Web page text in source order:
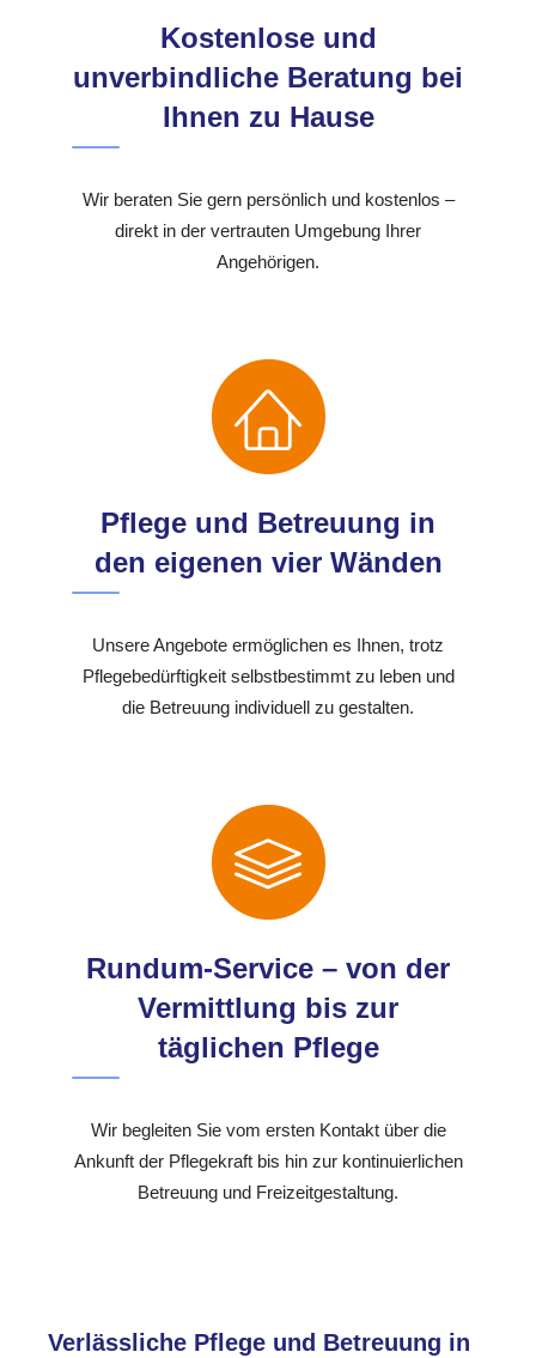
Kostenlose und
unverbindliche Beratung bei
Ihnen zu Hause
Wir beraten Sie gern persönlich und kostenlos –
direkt in der vertrauten Umgebung Ihrer
Angehörigen.
Pflege und Betreuung in
den eigenen vier Wänden
Unsere Angebote ermöglichen es Ihnen, trotz
Pflegebedürftigkeit selbstbestimmt zu leben und
die Betreuung individuell zu gestalten.
Rundum-Service – von der
Vermittlung bis zur
täglichen Pflege
Wir begleiten Sie vom ersten Kontakt über die
Ankunft der Pflegekraft bis hin zur kontinuierlichen
Betreuung und Freizeitgestaltung.
Verlässliche Pflege und Betreuung in